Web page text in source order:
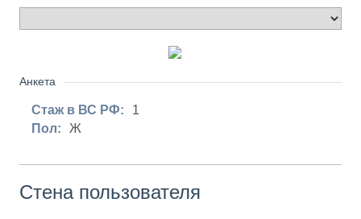
Анкета
Стаж в ВС РФ:
1
Пол:
Ж
Стена пользователя